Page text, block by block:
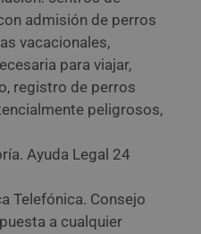
admisión de perros
vacacionales,
para viajar,
registro de perros
peligrosos,
Ayuda Legal 24
Telefónica. Consejo
a cualquier